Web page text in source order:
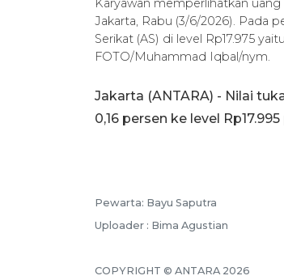
Karyawan memperlihatkan
Jakarta, Rabu (3/6/2026). Pada
Serikat (AS) di level Rp17.975
FOTO/Muhammad Iqbal/nym.
Jakarta (ANTARA) - Nilai
0,16 persen ke level
Pewarta: Bayu Saputra
Uploader : Bima Agustian
COPYRIGHT © ANTARA 2026